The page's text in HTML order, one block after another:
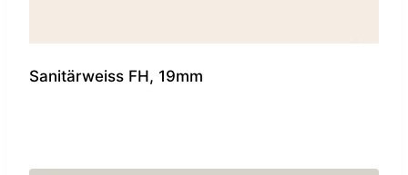
Sanitärweiss FH, 19mm